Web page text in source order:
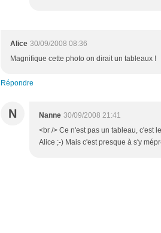
Alice 30/09/2008 08:36
Magnifique cette photo on dirait un tableaux !
Répondre
N Nanne 30/09/2008 21:41
<br /> Ce n'est pas un tableau, c'est
Alice ;-) Mais c'est presque à s'y